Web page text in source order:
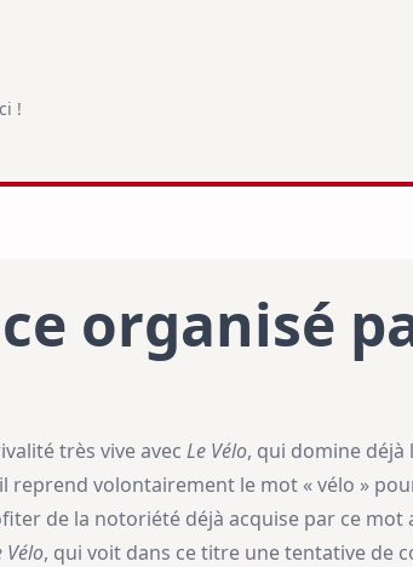
!
organisé
très vive avec Le Vélo, qui domine déjà
reprend volontairement le mot « vélo »
de la notoriété déjà acquise par ce mot
Vélo, qui voit dans ce titre une tentative de